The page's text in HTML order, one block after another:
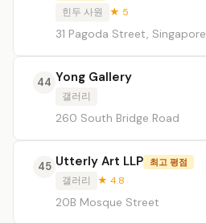
힌두 사원 ★ 5
31 Pagoda Street, Singapore
44 Yong Gallery
갤러리
260 South Bridge Road
45 Utterly Art LLP 최고 평점
갤러리 ★ 4.8
20B Mosque Street